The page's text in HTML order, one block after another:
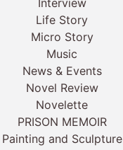
Life Story
Micro Story
Music
News & Events
Novel Review
Novelette
PRISON MEMOIR
Painting and Sculpture